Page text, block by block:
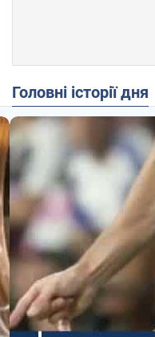
Головні історії дня